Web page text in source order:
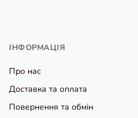
ІНФОРМАЦІЯ
Про нас
Доставка та оплата
Повернення та обмін